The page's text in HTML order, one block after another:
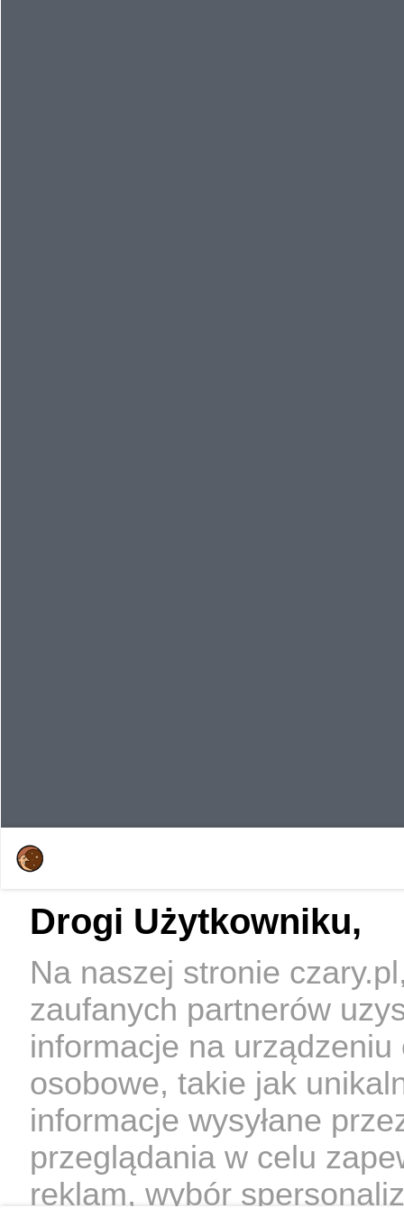
Drogi Użytkowniku,
Na naszej stronie
zaufanych partnerów
informacje na
osobowe, takie jak
informacje wysyłane
przeglądania w celu
reklam, wybór